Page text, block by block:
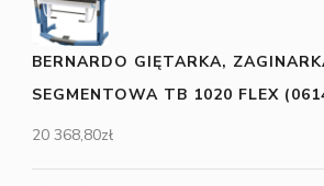
BERNARDO GIĘTARKA,
SEGMENTOWA TB 1020 FLEX
20 368,80zł